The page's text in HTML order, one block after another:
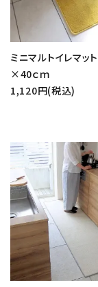
ミニマルトイレマ
×40ｃｍ
1,120円(税込)